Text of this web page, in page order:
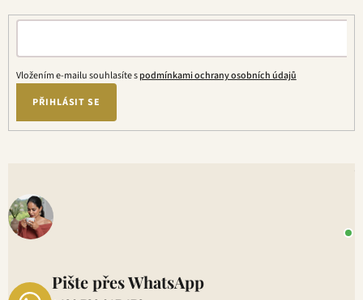
Vložením e-mailu souhlasíte spodmínkami ochrany osobních údajů
PŘIHLÁSIT SE
Pište přes WhatsApp